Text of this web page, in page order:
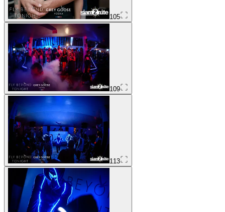
105
109
113